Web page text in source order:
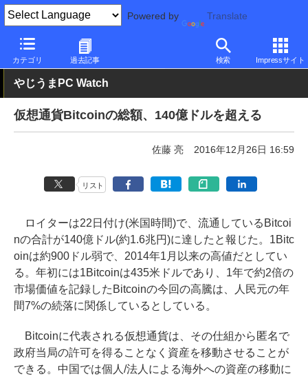
Powered by Translate
カテゴリ 過去記事 検索 Impressサイト
PC Watch 市場 動向
やじうまPC Watch
仮想通貨Bitcoinの総額、140億ドルを超える
佐藤 亮 2016年12月26日 16:59
リスト
ロイターは22日付け(米国時間)で、流通しているBitcoi
nの合計が140億ドル(約1.6兆円)に達したと報じた。1Bitc
oinは約900ドル弱で、2014年1月以来の高値だとしてい
る。年初には1Bitcoinは435米ドルであり、1年で約2倍の
市場価値を記録したBitcoinの今回の高騰は、人民元の年
間7%の続落に関係しているとしている。
Bitcoinに代表される仮想通貨は、その仕組から匿名で
政府当局の許可を得ることなく資産を移動させることが
できる。中国では個人/法人による海外への資産の移動に